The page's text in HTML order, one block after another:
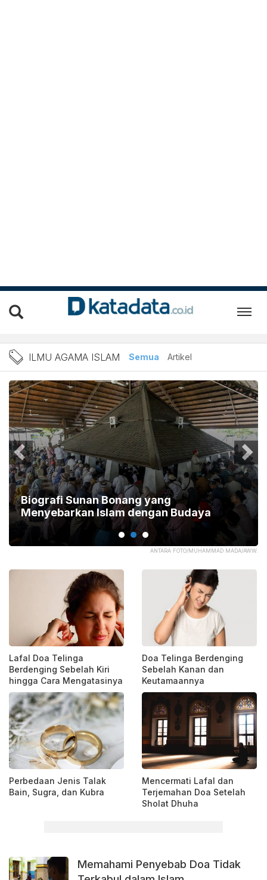
Berita Ilmu Agama Islam
ILMU AGAMA ISLAM Semua Artikel
ANTARA FOTO/MUHAMMAD MADA/AWW.
Biografi Sunan Bonang yang
Menyebarkan Islam dengan Budaya
Lafal Doa Telinga
Berdenging Sebelah Kiri
hingga Cara Mengatasinya
Doa Telinga Berdenging
Sebelah Kanan dan
Keutamaannya
Perbedaan Jenis Talak
Bain, Sugra, dan Kubra
Mencermati Lafal dan
Terjemahan Doa Setelah
Sholat Dhuha
Memahami Penyebab Doa Tidak